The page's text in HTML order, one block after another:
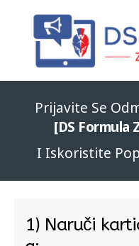
Prijavite Se
[DS Formula
I Iskoristite
1) Naruči